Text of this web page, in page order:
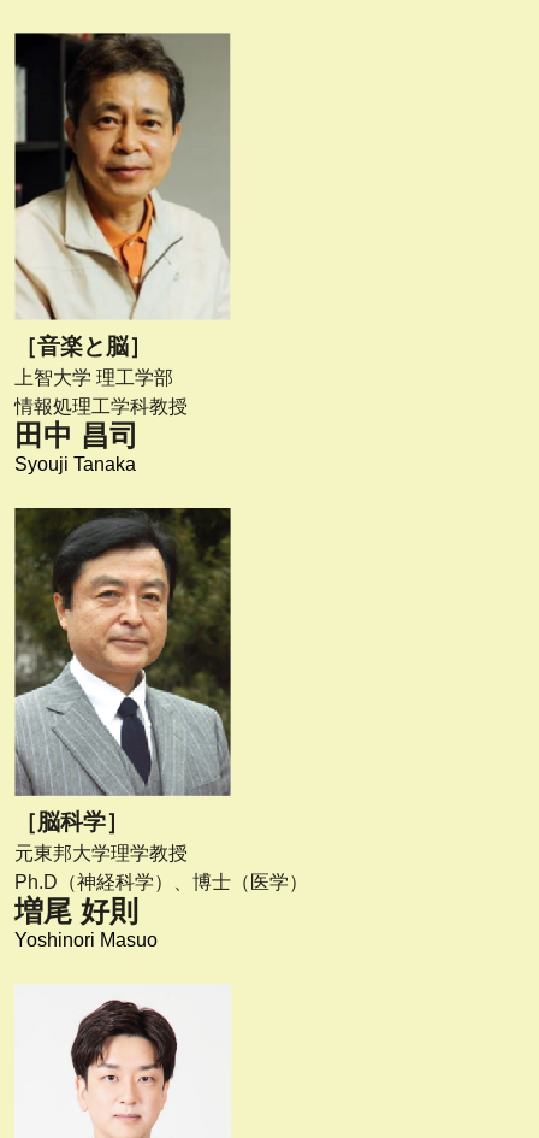
［音楽と脳］
上智大学 理工学部
情報処理工学科教授
田中 昌司
Syouji Tanaka
［脳科学］
元東邦大学理学教授
Ph.D（神経科学）、博士（医学）
増尾 好則
Yoshinori Masuo